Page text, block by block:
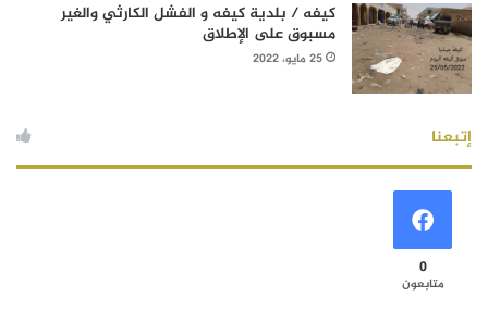
كيفه / بلدية كيفه و الفشل الكارثي والغير
مسبوق على الإطلاق
25 مايو، 2022
إتبعنا
0
متابعون